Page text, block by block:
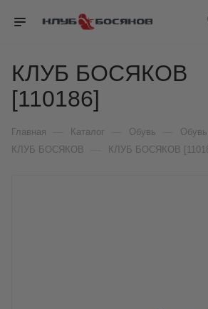
КЛУБ БОСЯКОВ
[110186]
Главная Каталог Обувь
КЛУБ БОСЯКОВ КЛУБ БОСЯКОВ